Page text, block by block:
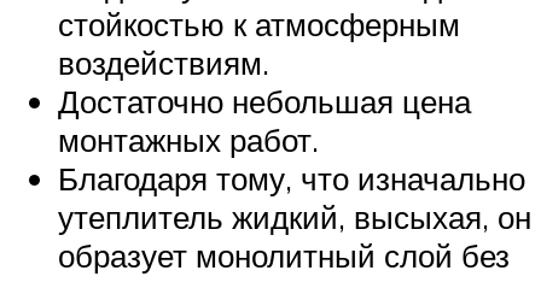
стойкостью к атмосферным
воздействиям.
Достаточно небольшая цена
монтажных работ.
Благодаря тому, что изначально
утеплитель жидкий, высыхая, он
образует монолитный слой без